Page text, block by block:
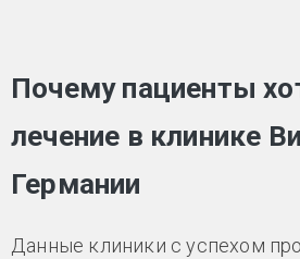
Почему пациенты
лечение в клинике
Германии
Данные клиники с успехом